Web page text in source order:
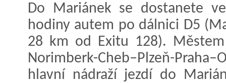
Do Mariánek se dostanete
hodiny autem po dálnici D5
28 km od Exitu 128).
Norimberk-Cheb–Plzeň-
hlavní nádraží jezdí do